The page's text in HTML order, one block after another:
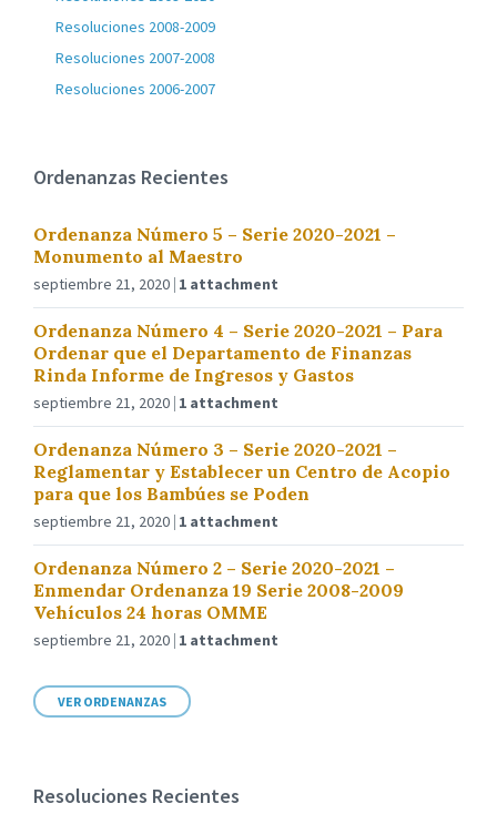
Resoluciones 2008-2009
Resoluciones 2007-2008
Resoluciones 2006-2007
Ordenanzas Recientes
Ordenanza Número 5 – Serie 2020-2021 –
Monumento al Maestro
septiembre 21, 2020 1 attachment
Ordenanza Número 4 – Serie 2020-2021 – Para
Ordenar que el Departamento de Finanzas
Rinda Informe de Ingresos y Gastos
septiembre 21, 2020 1 attachment
Ordenanza Número 3 – Serie 2020-2021 –
Reglamentar y Establecer un Centro de Acopio
para que los Bambúes se Poden
septiembre 21, 2020 1 attachment
Ordenanza Número 2 – Serie 2020-2021 –
Enmendar Ordenanza 19 Serie 2008-2009
Vehículos 24 horas OMME
septiembre 21, 2020 1 attachment
VER ORDENANZAS
Resoluciones Recientes